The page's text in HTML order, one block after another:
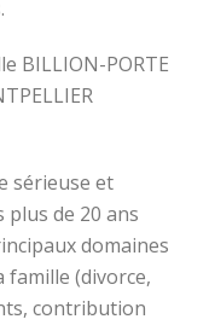
BILLION-PORTE
sérieuse et
de 20 ans
domaines
famille (divorce,
contribution